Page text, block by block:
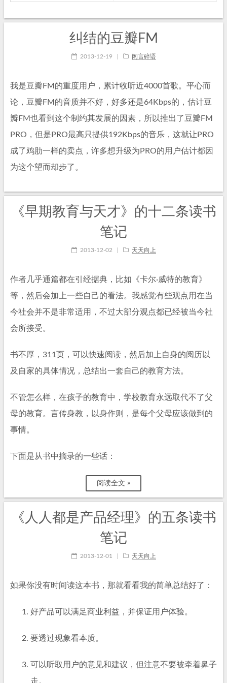
纠结的豆瓣FM
2013-12-19 闲言碎语
我是豆瓣FM的重度用户，累计收听近4000首歌。平心而
论，豆瓣FM的音质并不好，好多还是64Kbps的，估计豆
瓣FM也看到这个制约其发展的因素，所以推出了豆瓣FM
PRO，但是PRO最高只提供192Kbps的音乐，这就让PRO
成了鸡肋一样的卖点，许多想升级为PRO的用户估计都因
为这个望而却步了。
《早期教育与天才》的十二条读书
笔记
2013-12-02 天天向上
作者几乎通篇都在引经据典，比如《卡尔·威特的教育》
等，然后会加上一些自己的看法。我感觉有些观点用在当
今社会并不是非常适用，不过大部分观点都已经被当今社
会所接受。
书不厚，311页，可以快速阅读，然后加上自身的阅历以
及自家的具体情况，总结出一套自己的教育方法。
不管怎么样，在孩子的教育中，学校教育永远取代不了父
母的教育。言传身教，以身作则，是每个父母应该做到的
事情。
下面是从书中摘录的一些话：
阅读全文 »
《人人都是产品经理》的五条读书
笔记
2013-12-01 天天向上
如果你没有时间读这本书，那就看看我的简单总结好了：
好产品可以满足商业利益，并保证用户体验。
要透过现象看本质。
可以听取用户的意见和建议，但注意不要被牵着鼻子
走。